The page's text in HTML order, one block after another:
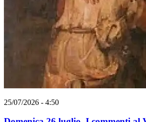
25/07/2026 - 4:50